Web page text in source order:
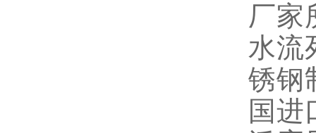
厂家
水流
锈钢
国进